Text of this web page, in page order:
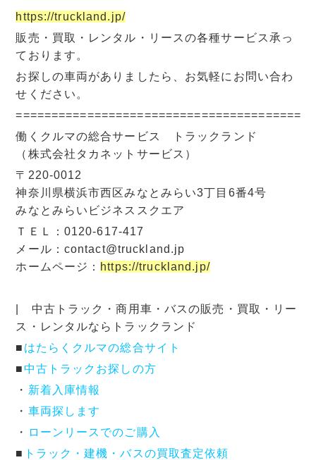
https://truckland.jp/
販売・買取・レンタル・リースの各種サービス承っ
ております。
お探しの車両がありましたら、お気軽にお問い合わ
せください。
=========================================
働くクルマの総合サービス トラックランド
（株式会社タカネットサービス）
〒220-0012
神奈川県横浜市西区みなとみらい3丁目6番4号
みなとみらいビジネススクエア
ＴＥＬ：0120-617-417
メール：contact@truckland.jp
ホームページ： https://truckland.jp/
| 中古トラック・商用車・バスの販売・買取・リー
ス・レンタルならトラックランド
■ はたらくクルマの総合サイト
■中古トラックお探しの方
・ 新着入庫情報
・ 車両探します
・
ローンリースでのご購入
■ トラック・建機・バスの買取査定依頼